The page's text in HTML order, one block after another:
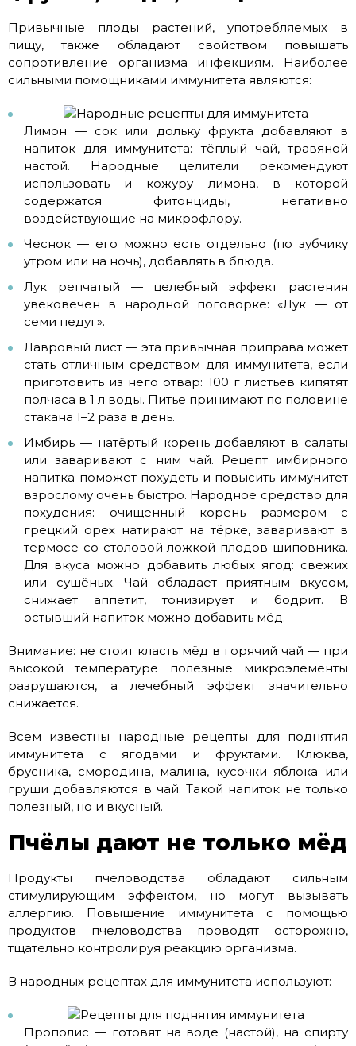
Привычные плоды растений, употребляемых в
пищу, также обладают свойством повышать
сопротивление организма инфекциям. Наиболее
сильными помощниками иммунитета являются:
Лимон — сок или дольку фрукта добавляют в
напиток для иммунитета: тёплый чай, травяной
настой. Народные целители рекомендуют
использовать и кожуру лимона, в которой
содержатся фитонциды, негативно
воздействующие на микрофлору.
Чеснок — его можно есть отдельно (по зубчику
утром или на ночь), добавлять в блюда.
Лук репчатый — целебный эффект растения
увековечен в народной поговорке: «Лук — от
семи недуг».
Лавровый лист — эта привычная приправа может
стать отличным средством для иммунитета, если
приготовить из него отвар: 100 г листьев кипятят
полчаса в 1 л воды. Питье принимают по половине
стакана 1–2 раза в день.
Имбирь — натёртый корень добавляют в салаты
или заваривают с ним чай. Рецепт имбирного
напитка поможет похудеть и повысить иммунитет
взрослому очень быстро. Народное средство для
похудения: очищенный корень размером с
грецкий орех натирают на тёрке, заваривают в
термосе со столовой ложкой плодов шиповника.
Для вкуса можно добавить любых ягод: свежих
или сушёных. Чай обладает приятным вкусом,
снижает аппетит, тонизирует и бодрит. В
остывший напиток можно добавить мёд.
Внимание: не стоит класть мёд в горячий чай — при
высокой температуре полезные микроэлементы
разрушаются, а лечебный эффект значительно
снижается.
Всем известны народные рецепты для поднятия
иммунитета с ягодами и фруктами. Клюква,
брусника, смородина, малина, кусочки яблока или
груши добавляются в чай. Такой напиток не только
полезный, но и вкусный.
Пчёлы дают не только мёд
Продукты пчеловодства обладают сильным
стимулирующим эффектом, но могут вызывать
аллергию. Повышение иммунитета с помощью
продуктов пчеловодства проводят осторожно,
тщательно контролируя реакцию организма.
В народных рецептах для иммунитета используют:
Прополис — готовят на воде (настой), на спирту